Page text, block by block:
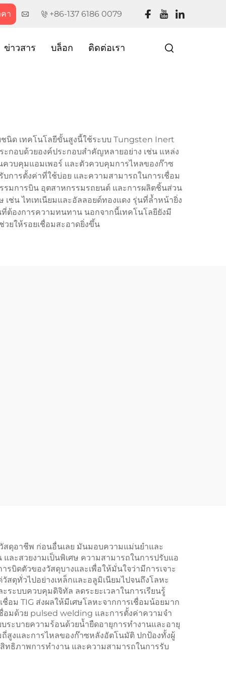
า +86-137 6186 0079
ข่าวสาร บล็อก ติดต่อเรา
นิด เทคโนโลยีขั้นสูงนี้ใช้ระบบ Tungsten Inert
ะกอบด้วยองค์ประกอบสำคัญหลายอย่าง เช่น แหล่ง
ควบคุมแอมเพอร์ และตัวควบคุมการไหลของก๊าซ
การตั้งค่าที่ใช้บ่อย และความสามารถในการเชื่อม
รมการบิน อุตสาหกรรมรถยนต์ และการผลิตชิ้นส่วน
ช่น ไทเทเนียมและอัลลอยด์ทองแดง รุ่นที่ล้ำหน้ายิ่ง
องการความทนทาน นอกจากนี้เทคโนโลยียังมี
วยให้รอยเชื่อมสะอาดยิ่งขึ้น
สดุอาชีพ ก่อนอื่นเลย มันมอบความแม่นยำและ
ละสวยงามเป็นพิเศษ ความสามารถในการปรับแอ
ดตัวของวัสดุบางและเพื่อให้มั่นใจว่ามีการเจาะ
ดุทั่วไปอย่างเหล็กและอลูมิเนียมไปจนถึงโลหะ
ระบบควบคุมดิจิทัล ลดระยะเวลาในการเรียนรู้
ม TIG ส่งผลให้มีเศษโลหะจากการเชื่อมน้อยมาก
อมด้วย pulsed welding และการตั้งค่าความจำ
ะบายความร้อนด้วยน้ำยืดอายุการทำงานและอายุ
สูงและการไหลของก๊าซหลังอัตโนมัติ ปกป้องทั้งผู้
ทธิภาพการทำงาน และความสามารถในการรับ